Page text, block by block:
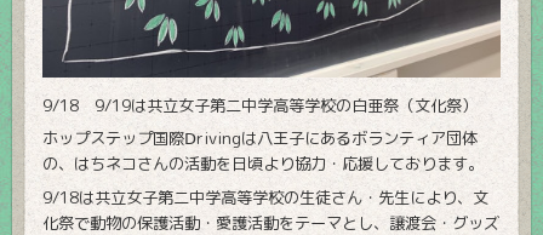
9/18 9/19は共立女子第二中学高等学校の白亜祭（文化祭）
ホップステップ国際Ⅾrivingは八王子にあるボランティア団体
の、はちネコさんの活動を日頃より協力・応援しております。
9/18は共立女子第二中学高等学校の生徒さん・先生により、文
化祭で動物の保護活動・愛護活動をテーマとし、譲渡会・グッズ